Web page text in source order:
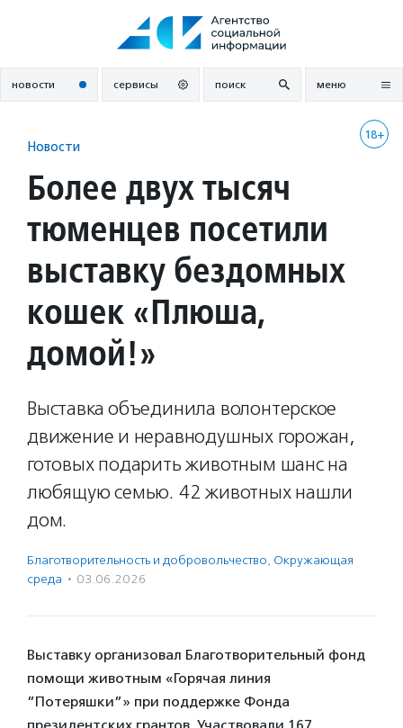
новости сервисы поиск меню
18+
Новости
Более двух тысяч
тюменцев посетили
выставку бездомных
кошек «Плюша,
домой!»
Выставка объединила волонтерское
движение и неравнодушных горожан,
готовых подарить животным шанс на
любящую семью. 42 животных нашли
дом.
Благотвори­тель­ность и доброволь­чест­во, Окружающая
среда · 03.06.2026
Выставку организовал Благотворительный фонд
помощи животным «Горячая линия
”Потеряшки”» при поддержке Фонда